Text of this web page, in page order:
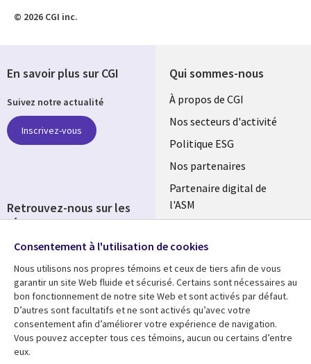
© 2026 CGI inc.
Qui sommes-nous
Useful
links
FRANCE
À propos de CGI
Nos secteurs d'activité
Politique ESG
Nos partenaires
Partenaire digital de
l'ASM
Fusions
Ressources
Library
Articles
Blog
Support
Legal
Accessibilité
En savoir plus sur CGI
Suivez notre actualité
Inscrivez-vous
Retrouvez-nous sur les
réseaux
Social
Media
FRANCE
Consentement à l'utilisation de cookies
Nous utilisons nos propres témoins et ceux de tiers afin de vous
garantir un site Web fluide et sécurisé. Certains sont nécessaires au
bon fonctionnement de notre site Web et sont activés par défaut.
D’autres sont facultatifs et ne sont activés qu’avec votre
consentement afin d’améliorer votre expérience de navigation.
Vous pouvez accepter tous ces témoins, aucun ou certains d’entre
eux.